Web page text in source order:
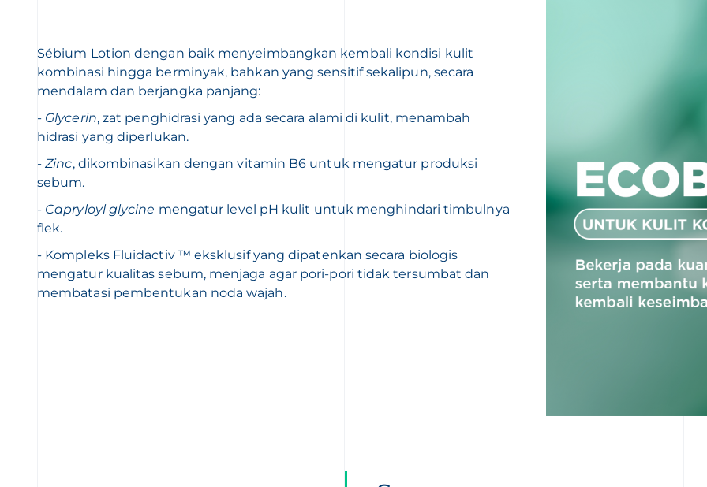
Sébium Lotion dengan baik menyeimbangkan kembali kondisi kulit
kombinasi hingga berminyak, bahkan yang sensitif sekalipun, secara
mendalam dan berjangka panjang:
- Glycerin, zat penghidrasi yang ada secara alami di kulit, menambah
hidrasi yang diperlukan.
-Zinc, dikombinasikan dengan vitamin B6 untuk mengatur produksi
sebum.
- Capryloyl glycine mengatur level pH kulit untuk menghindari timbulnya
flek.
- Kompleks Fluidactiv ™ eksklusif yang dipatenkan secara biologis
mengatur kualitas sebum, menjaga agar pori-pori tidak tersumbat dan
membatasi pembentukan noda wajah.